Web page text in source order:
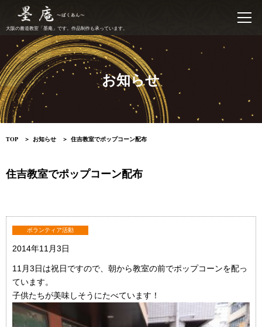
大阪の書道教室「墨庵」です。作品制作も承っています。
お知らせ
TOP お知らせ 住吉教室でポップコーン配布
住吉教室でポップコーン配布
ボランティア活動
2014年11月3日
11月3日は祝日ですので、朝から教室の前でポップコーンを配っ
ています。
子供たちが美味しそうにたべています！